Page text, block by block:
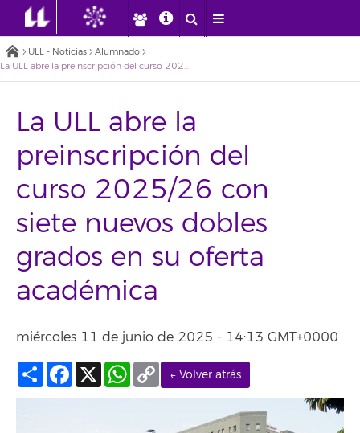
ULL - Noticias
Alumnado
La ULL abre la preinscripción del curso 2025/26 con siete nuevos dobles grados en su oferta académica
La ULL abre la
preinscripción del
curso 2025/26 con
siete nuevos dobles
grados en su oferta
académica
miércoles 11 de junio de 2025 - 14:13 GMT+0000
← Volver atrás
Compartir
Facebook
X WhatsApp
Copy
Link